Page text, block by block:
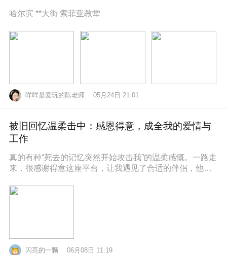
哈尔滨 **大街 索菲亚教堂
咩咩是爱玩的陈老师 05月24日 21:01
被旧回忆温柔击中：感恩得意，成全我的爱情与
工作
真的有种“死去的记忆突然开始攻击我”的温柔感慨。一路走
来，很感谢得意这座平台，让我遇见了合适的伴侣，他也
闪亮的一颗 06月08日 11:19